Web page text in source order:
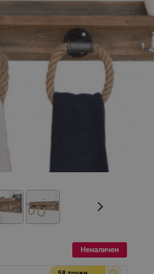
Неналичен